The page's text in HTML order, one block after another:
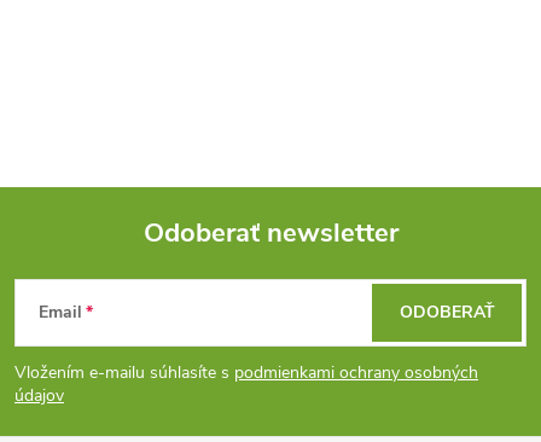
Z
á
p
Odoberať newsletter
Email
Vložením e-mailu súhlasíte s podmienkami ochrany osobných
údajov
ODOBERAŤ